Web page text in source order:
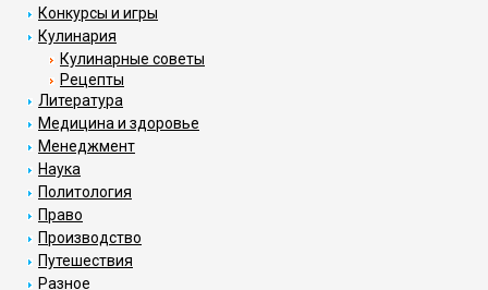
Конкурсы и игры
Кулинария
Кулинарные советы
Рецепты
Литература
Медицина и здоровье
Менеджмент
Наука
Политология
Право
Производство
Путешествия
Разное